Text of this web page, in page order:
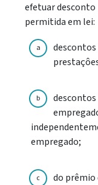
efetuar desconto
permitida em lei:
a
b
empregado;
c
do prêmio